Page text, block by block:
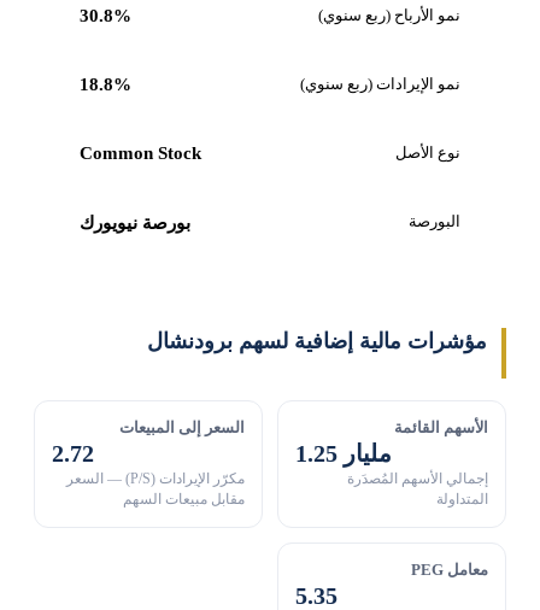
نمو الأرباح (ربع سنوي) 30.8%
نمو الإيرادات (ربع سنوي) 18.8%
نوع الأصل Common Stock
البورصة بورصة نيويورك
مؤشرات مالية إضافية لسهم برودنشال
الأسهم القائمة
1.25 مليار
إجمالي الأسهم المُصدَرة
المتداولة
السعر إلى المبيعات
2.72
مكرّر الإيرادات (P/S) — السعر
مقابل مبيعات السهم
معامل PEG
5.35